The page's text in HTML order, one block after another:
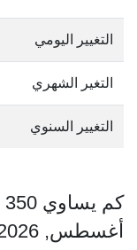
التغيير اليومي
التغير الشهري
التغيير السنوي
أغسطس, 2026